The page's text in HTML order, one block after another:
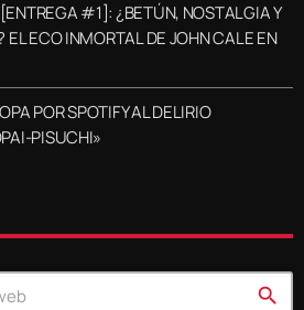
#1]: ¿BETÚN, NOSTALGIA Y
EL ECO INMORTAL DE JOHN CALE EN
POR SPOTIFY AL DELIRIO
PISUCHI»
search